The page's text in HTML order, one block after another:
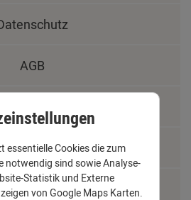
AGB
Kontakt
essentielle Cookies die zum
notwendig sind sowie Analyse-
Statistik und Externe
von Google Maps Karten.